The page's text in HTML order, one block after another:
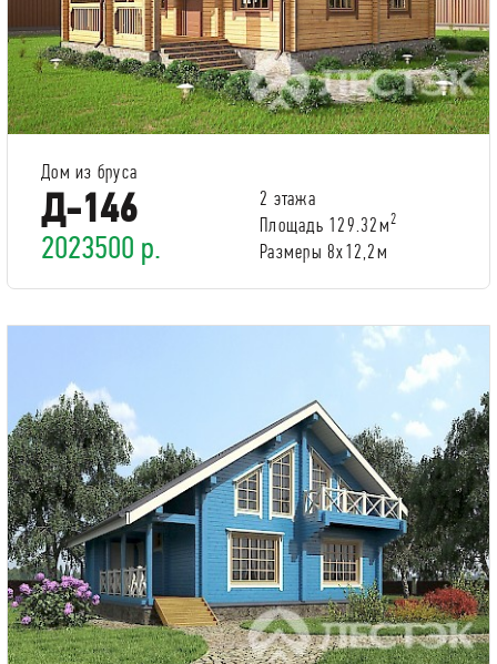
Дом из бруса
Д-146
2023500 р.
2 этажа
Площадь 129.32м2
Размеры 8х12,2м